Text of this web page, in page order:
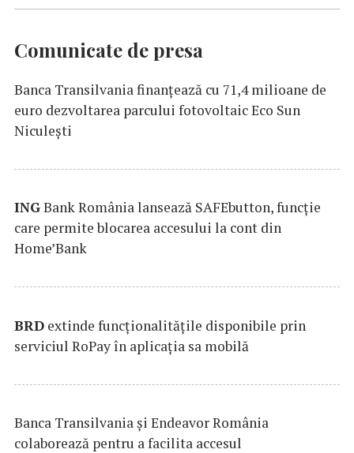
Comunicate de presa
Banca Transilvania finanțează cu 71,4 milioane de
euro dezvoltarea parcului fotovoltaic Eco Sun
Niculești
INGBank România lansează SAFEbutton, funcţie
care permite blocarea accesului la cont din
Home’Bank
BRD extinde funcţionalităţile disponibile prin
serviciul RoPay în aplicaţia sa mobilă
Banca Transilvania şi Endeavor România
colaborează pentru a facilita accesul